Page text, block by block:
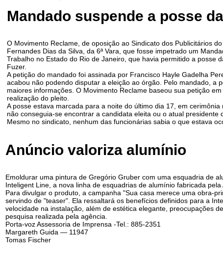
Mandado suspende a posse
O Movimento Reclame, de oposição ao Sindicato dos Publicitários
Fernandes Dias da Silva, da 6ª Vara, que fosse impetrado um
Trabalho no Estado do Rio de Janeiro, que havia permitido a posse
Fuzer.
A petição do mandado foi assinada por Francisco Hayle Gadelha
acabou não podendo disputar a eleição ao órgão. Pelo mandado, a
maiores informações. O Movimento Reclame baseou sua petição
realização do pleito.
A posse estava marcada para a noite do último dia 17, em
não conseguia-se encontrar a candidata eleita ou o atual
Mesmo no sindicato, nenhum das funcionárias sabia o que estava
Anúncio valoriza alumínio
Emoldurar uma pintura de Gregório Gruber com uma esquadria de
Inteligent Line, a nova linha de esquadrias de alumínio fabricada
Para divulgar o produto, a campanha "Sua casa merece uma obra-
servindo de "teaser". Ela ressaltará os benefícios definidos para a
velocidade na instalação, além de estética elegante, preocupações
pesquisa realizada pela agência.
Porta-voz Assessoria de Imprensa -Tel.: 885-2351
Margareth Guida — 11947
Tomas Fischer